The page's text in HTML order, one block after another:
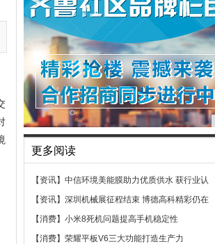
更多阅读
【资讯】 中信环境美能膜助力优质供水 获行业认
【资讯】 深圳机械展征程结束 博德高科精彩仍在
【消费】 小米8死机问题提高手机稳定性
【消费】 荣耀平板V6三大功能打造生产力